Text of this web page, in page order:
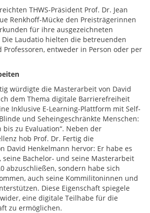
THWS-Präsident Prof. Dr. Jean
Renkhoff-Mücke den Preisträgerinnen
für ihre ausgezeichneten
Laudatio hielten die betreuenden
Professoren, entweder in Person oder per
würdigte die Masterarbeit von David
dem Thema digitale Barrierefreiheit
Inklusive E-Learning-Plattform mit Self-
und Seheingeschränkte Menschen:
bis zu Evaluation“. Neben der
hob Prof. Dr. Fertig die
David Henkelmann hervor: Er habe es
Bachelor- und seine Masterarbeit
abzuschließen, sondern habe sich
auch seine Kommilitoninnen und
Diese Eigenschaft spiegele
eine digitale Teilhabe für die
zu ermöglichen.